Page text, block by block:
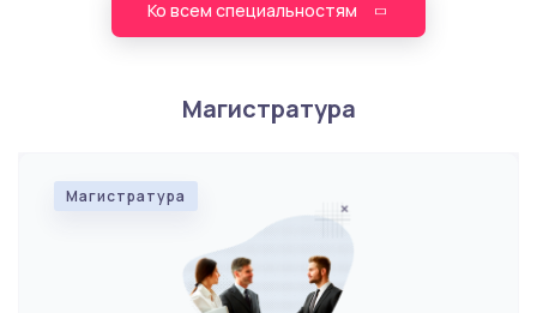
Ко всем специальностям
Магистратура
Магистратура